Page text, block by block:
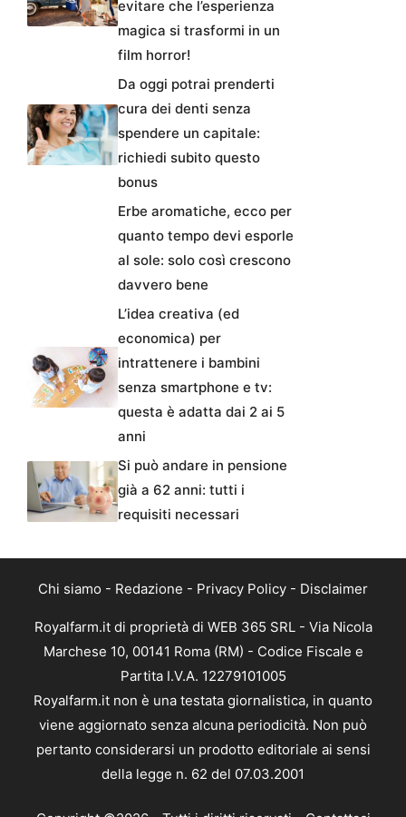
evitare che l’esperienza
magica si trasformi in un
film horror!
Da oggi potrai prenderti
cura dei denti senza
spendere un capitale:
richiedi subito questo
bonus
Erbe aromatiche, ecco per
quanto tempo devi esporle
al sole: solo così crescono
davvero bene
L’idea creativa (ed
economica) per
intrattenere i bambini
senza smartphone e tv:
questa è adatta dai 2 ai 5
anni
Si può andare in pensione
già a 62 anni: tutti i
requisiti necessari
Chi siamo - Redazione - Privacy Policy - Disclaimer
Royalfarm.it di proprietà di WEB 365 SRL - Via Nicola
Marchese 10, 00141 Roma (RM) - Codice Fiscale e
Partita I.V.A. 12279101005
Royalfarm.it non è una testata giornalistica, in quanto
viene aggiornato senza alcuna periodicità. Non può
pertanto considerarsi un prodotto editoriale ai sensi
della legge n. 62 del 07.03.2001